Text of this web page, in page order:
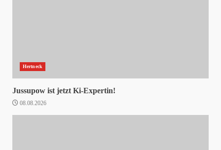
Hertneck
Jussupow ist jetzt Ki-Expertin!
08.08.2026